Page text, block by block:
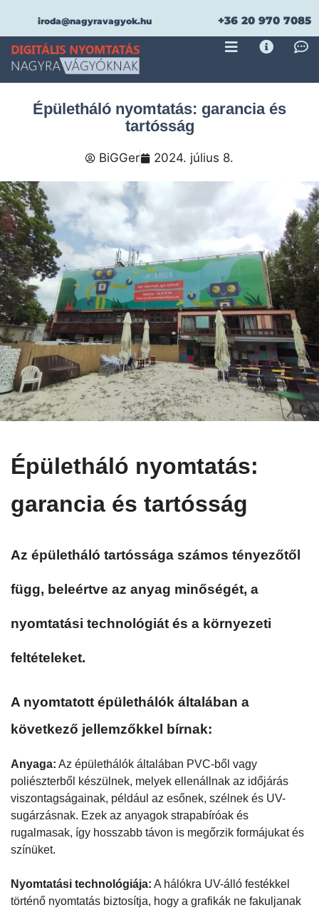
iroda@nagyravagyok.hu +36 20 970 7085
Épületháló nyomtatás: garancia és
tartósság
BiGGer 2024. július 8.
Épületháló nyomtatás:
garancia és tartósság
Az épületháló tartóssága számos tényezőtől
függ, beleértve az anyag minőségét, a
nyomtatási technológiát és a környezeti
feltételeket.
A nyomtatott épülethálók általában a
következő jellemzőkkel bírnak:
Anyaga: Az épülethálók általában PVC-ből vagy
poliészterből készülnek, melyek ellenállnak az időjárás
viszontagságainak, például az esőnek, szélnek és UV-
sugárzásnak. Ezek az anyagok strapabíróak és
rugalmasak, így hosszabb távon is megőrzik formájukat és
színüket.
Nyomtatási technológiája: A hálókra UV-álló festékkel
történő nyomtatás biztosítja, hogy a grafikák ne fakuljanak